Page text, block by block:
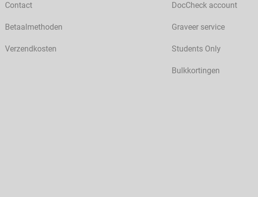
Contact
Betaalmethoden
Verzendkosten
DocCheck account
Graveer service
Students Only
Bulkkortingen